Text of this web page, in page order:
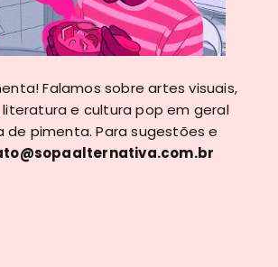
Falamos sobre artes visuais,
literatura e cultura pop em geral
pimenta. Para sugestões e